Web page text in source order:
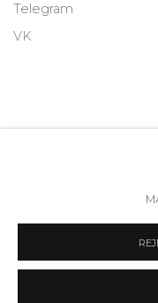
Telegram
VK
COPYRIGHT © 2026 ANNA